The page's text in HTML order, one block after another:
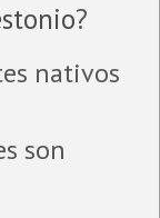
?
nativos
son